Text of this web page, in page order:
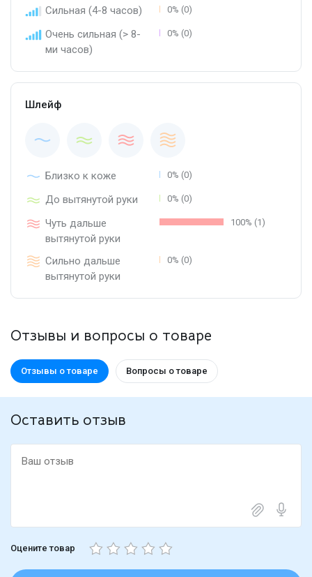
Сильная (4-8 часов) 0% (0)
Очень сильная (> 8-
ми часов)
0% (0)
Шлейф
Близко к коже 0% (0)
До вытянутой руки 0% (0)
Чуть дальше
вытянутой руки
100% (1)
Сильно дальше
вытянутой руки
0% (0)
Отзывы и вопросы о товаре
Отзывы о товаре Вопросы о товаре
Оставить отзыв
Оцените товар